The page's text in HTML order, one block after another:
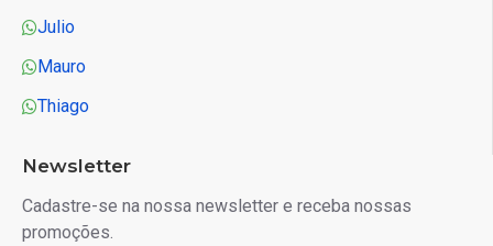
Julio
Mauro
Thiago
Newsletter
Cadastre-se na nossa newsletter e receba nossas
promoções.